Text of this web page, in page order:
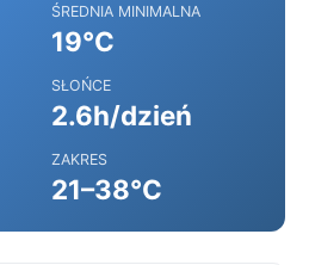
ŚREDNIA MINIMALNA
19°C
SŁOŃCE
2.6h/dzień
ZAKRES
21–38°C